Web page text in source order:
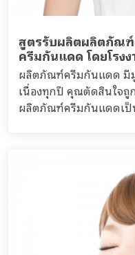
สูตรรับผลิตผลิตภัณ
ครีมกันแดด โดยโรง
ผลิตภัณฑ์ครีมกันแดด มีมู
เนื่องทุกปี คุณตัดสินใจถู
ผลิตภัณฑ์ครีมกันแดดเป็น